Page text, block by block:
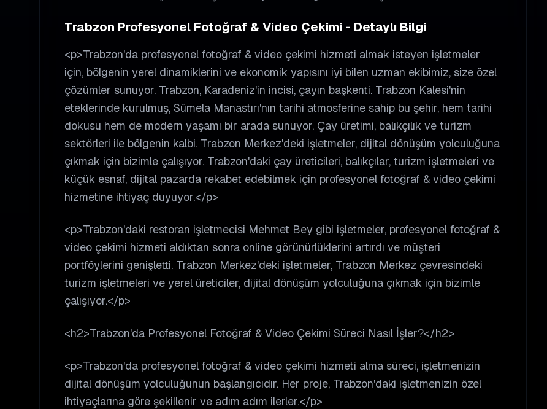
Trabzon Profesyonel Fotoğraf & Video Çekimi - Detaylı Bilgi
<p>Trabzon'da profesyonel fotoğraf & video çekimi hizmeti almak isteyen işletmeler
için, bölgenin yerel dinamiklerini ve ekonomik yapısını iyi bilen uzman ekibimiz, size özel
çözümler sunuyor. Trabzon, Karadeniz'in incisi, çayın başkenti. Trabzon Kalesi'nin
eteklerinde kurulmuş, Sümela Manastırı'nın tarihi atmosferine sahip bu şehir, hem tarihi
dokusu hem de modern yaşamı bir arada sunuyor. Çay üretimi, balıkçılık ve turizm
sektörleri ile bölgenin kalbi. Trabzon Merkez'deki işletmeler, dijital dönüşüm yolculuğuna
çıkmak için bizimle çalışıyor. Trabzon'daki çay üreticileri, balıkçılar, turizm işletmeleri ve
küçük esnaf, dijital pazarda rekabet edebilmek için profesyonel fotoğraf & video çekimi
hizmetine ihtiyaç duyuyor.</p>
<p>Trabzon'daki restoran işletmecisi Mehmet Bey gibi işletmeler, profesyonel fotoğraf &
video çekimi hizmeti aldıktan sonra online görünürlüklerini artırdı ve müşteri
portföylerini genişletti. Trabzon Merkez'deki işletmeler, Trabzon Merkez çevresindeki
turizm işletmeleri ve yerel üreticiler, dijital dönüşüm yolculuğuna çıkmak için bizimle
çalışıyor.</p>
<h2>Trabzon'da Profesyonel Fotoğraf & Video Çekimi Süreci Nasıl İşler?</h2>
<p>Trabzon'da profesyonel fotoğraf & video çekimi hizmeti alma süreci, işletmenizin
dijital dönüşüm yolculuğunun başlangıcıdır. Her proje, Trabzon'daki işletmenizin özel
ihtiyaçlarına göre şekillenir ve adım adım ilerler.</p>